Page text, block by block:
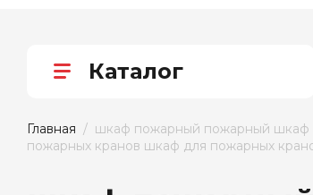
Каталог
Главная /  шкаф пожарный пожарный
пожарных кранов шкаф для пожарных